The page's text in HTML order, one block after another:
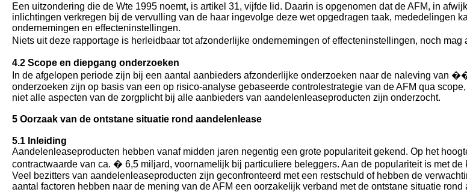
Een uitzondering die de Wte 1995 noemt, is artikel 31, vijfde lid. Daarin is opgenomen dat de AFM, in
inlichtingen verkregen bij de vervulling van de haar ingevolge deze wet opgedragen taak, mededelingen
ondernemingen en effecteninstellingen.
Niets uit deze rapportage is herleidbaar tot afzonderlijke ondernemingen of effecteninstellingen, noch
4.2 Scope en diepgang onderzoeken
In de afgelopen periode zijn bij een aantal aanbieders afzonderlijke onderzoeken naar de naleving van
onderzoeken zijn op basis van een op risico-analyse gebaseerde controlestrategie van de AFM qua
niet alle aspecten van de zorgplicht bij alle aanbieders van aandelenleaseproducten zijn onderzocht.
5 Oorzaak van de ontstane situatie rond aandelenlease
5.1 Inleiding
Aandelenleaseproducten hebben vanaf midden jaren negentig een grote populariteit gekend. Op het
contractwaarde van ca. � 6,5 miljard, voornamelijk bij particuliere beleggers. Aan de populariteit is met
Veel bezitters van aandelenleaseproducten zijn geconfronteerd met een restschuld of hebben de
aantal factoren hebben naar de mening van de AFM een oorzakelijk verband met de ontstane situatie